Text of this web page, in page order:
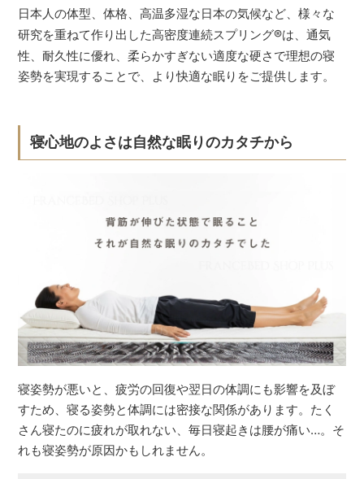
日本人の体型、体格、高温多湿な日本の気候など、様々な
研究を重ねて作り出した高密度連続スプリング®は、通気
性、耐久性に優れ、柔らかすぎない適度な硬さで理想の寝
姿勢を実現することで、より快適な眠りをご提供します。
寝心地のよさは自然な眠りのカタチから
寝姿勢が悪いと、疲労の回復や翌日の体調にも影響を及ぼ
すため、寝る姿勢と体調には密接な関係があります。たく
さん寝たのに疲れが取れない、毎日寝起きは腰が痛い…。そ
れも寝姿勢が原因かもしれません。